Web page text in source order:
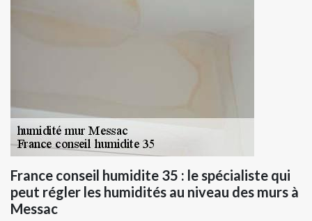
France conseil humidite 35 : le spécialiste qui
peut régler les humidités au niveau des murs à
Messac